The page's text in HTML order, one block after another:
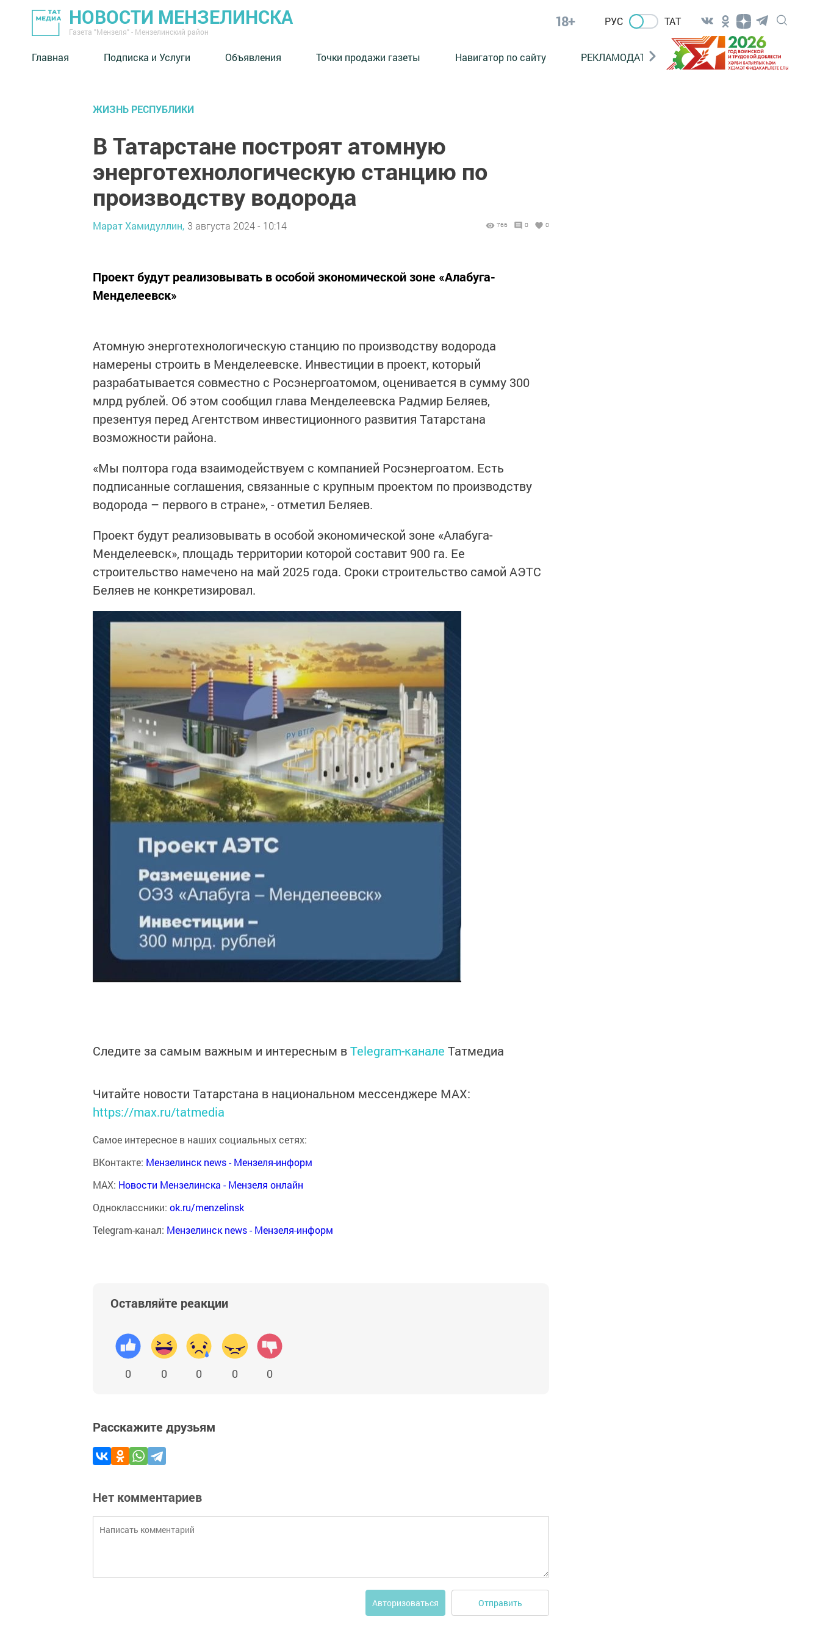
НОВОСТИ МЕНЗЕЛИНСКА
Газета "Мензеля" - Мензелинский район
18+ РУС ТАТ
Главная Подписка и Услуги Объявления Точки продажи газеты Навигатор по сайту РЕКЛАМОДАТЕЛЯМ
ЖИЗНЬ РЕСПУБЛИКИ
В Татарстане построят атомную
энерготехнологическую станцию по
производству водорода
Марат Хамидуллин, 3 августа 2024 - 10:14 766 0 0
Проект будут реализовывать в особой экономической зоне «Алабуга-
Менделеевск»
Атомную энерготехнологическую станцию по производству водорода
намерены строить в Менделеевске. Инвестиции в проект, который
разрабатывается совместно с Росэнергоатомом, оценивается в сумму 300
млрд рублей. Об этом сообщил глава Менделеевска Радмир Беляев,
презентуя перед Агентством инвестиционного развития Татарстана
возможности района.
«Мы полтора года взаимодействуем с компанией Росэнергоатом. Есть
подписанные соглашения, связанные с крупным проектом по производству
водорода – первого в стране», - отметил Беляев.
Проект будут реализовывать в особой экономической зоне «Алабуга-
Менделеевск», площадь территории которой составит 900 га. Ее
строительство намечено на май 2025 года. Сроки строительство самой АЭТС
Беляев не конкретизировал.
Следите за самым важным и интересным вTelegram-канале Татмедиа
Читайте новости Татарстана в национальном мессенджере MАХ:
https://max.ru/tatmedia
Самое интересное в наших социальных сетях:
ВКонтакте: Мензелинск news - Мензеля-информ
MAX: Новости Мензелинска - Мензеля онлайн
Одноклассники: ok.ru/menzelinsk
Telegram-канал: Мензелинск news - Мензеля-информ
Оставляйте реакции
0 0 0 0 0
Расскажите друзьям
Нет комментариев
Авторизоваться Отправить